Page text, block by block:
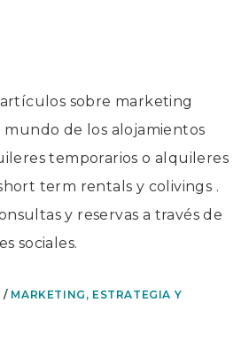
artículos sobre marketing
de los alojamientos
temporarios o alquileres
term rentals y colivings .
y reservas a través de
sociales.
/ MARKETING, ESTRATEGIA Y